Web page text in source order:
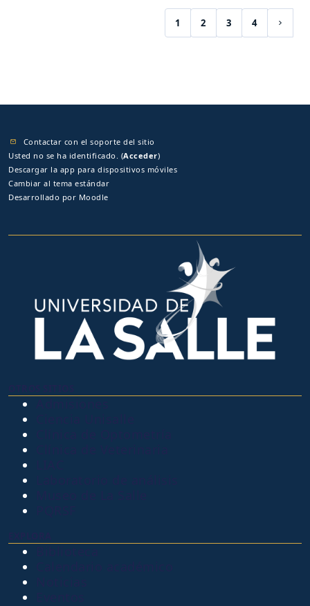
1
(current)
2 3 4
Contactar con el soporte del sitio
Usted no se ha identificado. (Acceder)
Descargar la app para dispositivos móviles
Cambiar al tema estándar
Desarrollado por Moodle